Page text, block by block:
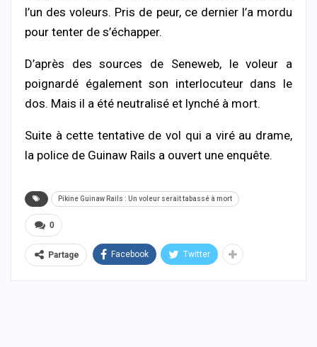
l’un des voleurs. Pris de peur, ce dernier l’a mordu
pour tenter de s’échapper.
D’après des sources de Seneweb, le voleur a
poignardé également son interlocuteur dans le
dos. Mais il a été neutralisé et lynché à mort.
Suite à cette tentative de vol qui a viré au drame,
la police de Guinaw Rails a ouvert une enquête.
Pikine Guinaw Rails : Un voleur serait tabassé à mort
0
Partage Facebook Twitter